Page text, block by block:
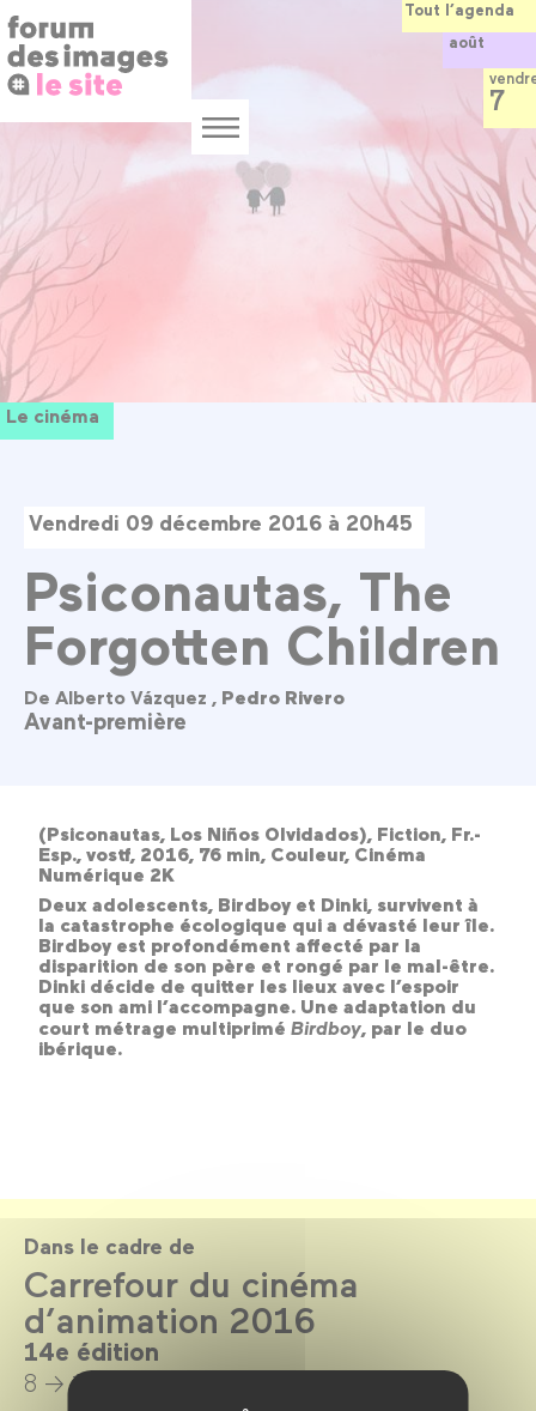
au
contenu
principal
Menu
Le cinéma
Vendredi 09 décembre 2016 à 20h45
Psiconautas, The
Forgotten Children
De Alberto Vázquez , Pedro Rivero
Avant-première
(Psiconautas, Los Niños Olvidados), Fiction, Fr.-
Esp., vostf, 2016, 76 min, Couleur, Cinéma
Numérique 2K
Deux adolescents, Birdboy et Dinki, survivent à
la catastrophe écologique qui a dévasté leur île.
Birdboy est profondément affecté par la
disparition de son père et rongé par le mal-être.
Dinki décide de quitter les lieux avec l’espoir
que son ami l’accompagne. Une adaptation du
court métrage multiprimé Birdboy, par le duo
ibérique.
Dans le cadre de
Carrefour du cinéma
d’animation 2016
14e édition
8 → 11 décembre 2016
Tout l’agenda
août
7